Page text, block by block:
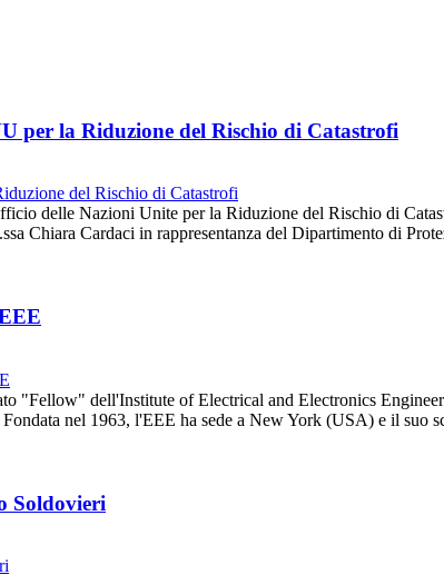
per la Riduzione del Rischio di Catastrofi
delle Nazioni Unite per la Riduzione del Rischio di
Chiara Cardaci in rappresentanza del Dipartimento di
"Fellow" dell'Institute of Electrical and Electronics
nel 1963, l'EEE ha sede a New York (USA) e il
Soldovieri